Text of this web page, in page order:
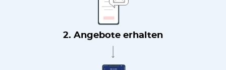
2. Angebote erhalten